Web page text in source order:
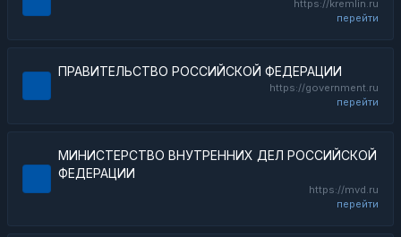
https://kremlin.ru
перейти
ПРАВИТЕЛЬСТВО РОССИЙСКОЙ ФЕДЕРАЦИИ
https://government.ru
перейти
МИНИСТЕРСТВО ВНУТРЕННИХ ДЕЛ РОССИЙСКОЙ
ФЕДЕРАЦИИ
https://mvd.ru
перейти